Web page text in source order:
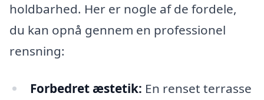
holdbarhed. Her er nogle af de fordele,
du kan opnå gennem en professionel
rensning:
Forbedret æstetik: En renset terrasse